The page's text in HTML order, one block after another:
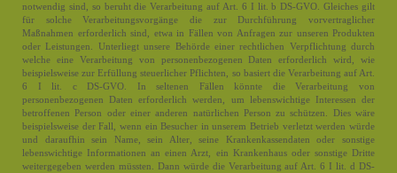
notwendig sind, so beruht die Verarbeitung auf Art. 6 I lit. b DS-GVO. Gleiches gilt
für solche Verarbeitungsvorgänge die zur Durchführung vorvertraglicher
Maßnahmen erforderlich sind, etwa in Fällen von Anfragen zur unseren Produkten
oder Leistungen. Unterliegt unsere Behörde einer rechtlichen Verpflichtung durch
welche eine Verarbeitung von personenbezogenen Daten erforderlich wird, wie
beispielsweise zur Erfüllung steuerlicher Pflichten, so basiert die Verarbeitung auf Art.
6 I lit. c DS-GVO. In seltenen Fällen könnte die Verarbeitung von
personenbezogenen Daten erforderlich werden, um lebenswichtige Interessen der
betroffenen Person oder einer anderen natürlichen Person zu schützen. Dies wäre
beispielsweise der Fall, wenn ein Besucher in unserem Betrieb verletzt werden würde
und daraufhin sein Name, sein Alter, seine Krankenkassendaten oder sonstige
lebenswichtige Informationen an einen Arzt, ein Krankenhaus oder sonstige Dritte
weitergegeben werden müssten. Dann würde die Verarbeitung auf Art. 6 I lit. d DS-